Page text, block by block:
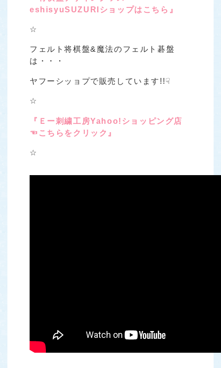
eshisyuSUZURIショップはこちら』
☆
フェルト将棋盤&魔法のフェルト碁盤
は・・・
ヤフーシッョプで販売しています!!☟
☆
『Ｅー刺繍工房Yahoo!ショッピング店
☜こちらをクリック』
☆